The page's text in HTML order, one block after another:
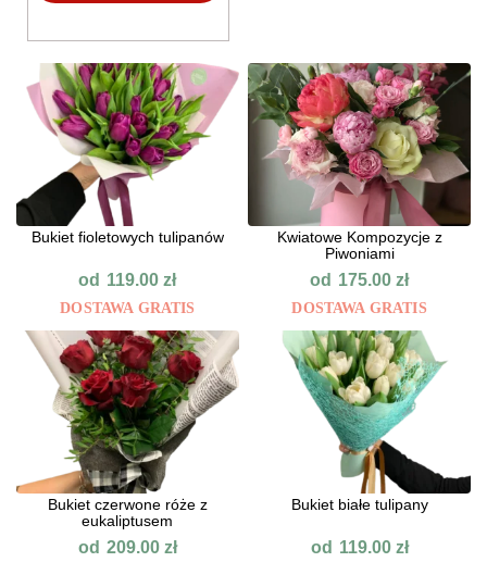
Bukiet fioletowych tulipanów
od 119.00zł
DOSTAWA GRATIS
Kwiatowe Kompozycje z
Piwoniami
od 175.00zł
DOSTAWA GRATIS
Bukiet czerwone róże z
eukaliptusem
od 209.00 zł
Bukiet białe tulipany
od 119.00 zł